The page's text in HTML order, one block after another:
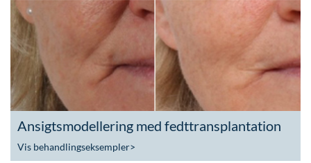
Ansigtsmodellering med fedttransplantation
Vis behandlingseksempler>